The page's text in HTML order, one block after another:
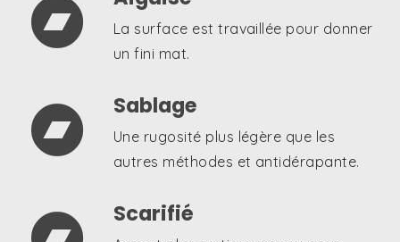
un fini mat.
Sablage
Une rugosité plus légère que les
autres méthodes et antidérapante.
Scarifié
Aspect plus rustique conçu pour
l'extérieur.